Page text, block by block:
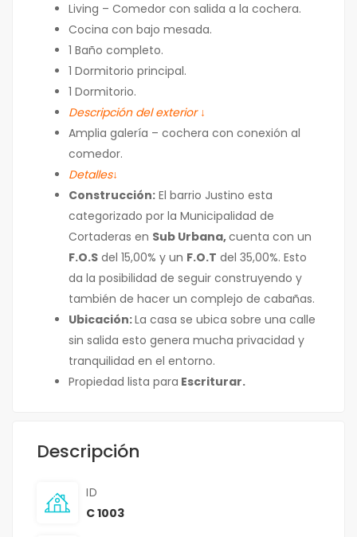
Living – Comedor con salida a la cochera.
Cocina con bajo mesada.
1 Baño completo.
1 Dormitorio principal.
1 Dormitorio.
Descripción del exterior ↓
Amplia galería – cochera con conexión al
comedor.
Detalles↓
Construcción: El barrio Justino esta
categorizado por la Municipalidad de
Cortaderas en Sub Urbana,cuenta con un
F.O.S del 15,00% y un F.O.T del 35,00%. Esto
da la posibilidad de seguir construyendo y
también de hacer un complejo de cabañas.
Ubicación:La casa se ubica sobre una calle
sin salida esto genera mucha privacidad y
tranquilidad en el entorno.
Propiedad lista para Escriturar.
Descripción
ID
C 1003